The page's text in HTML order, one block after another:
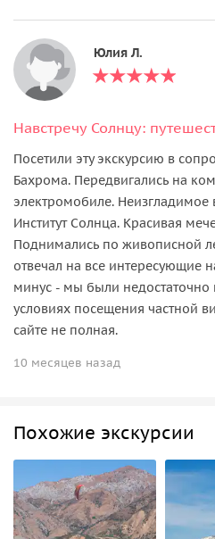
Юлия Л.
Навстречу Солнцу:
Посетили эту экскурсию в
Бахрома. Передвигались на
электромобиле. Неизгладимое
Институт Солнца. Красивая
Поднимались по живописной
отвечал на все интересующие
минус - мы были
условиях посещения частной
сайте не полная.
10 месяцев назад
Похожие экскурсии